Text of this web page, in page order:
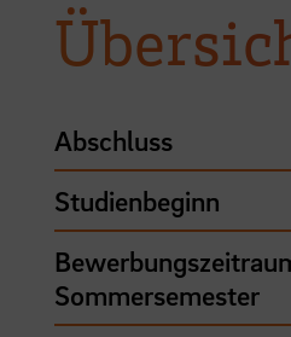
Abschluss
Studienbeginn
Sommersemester